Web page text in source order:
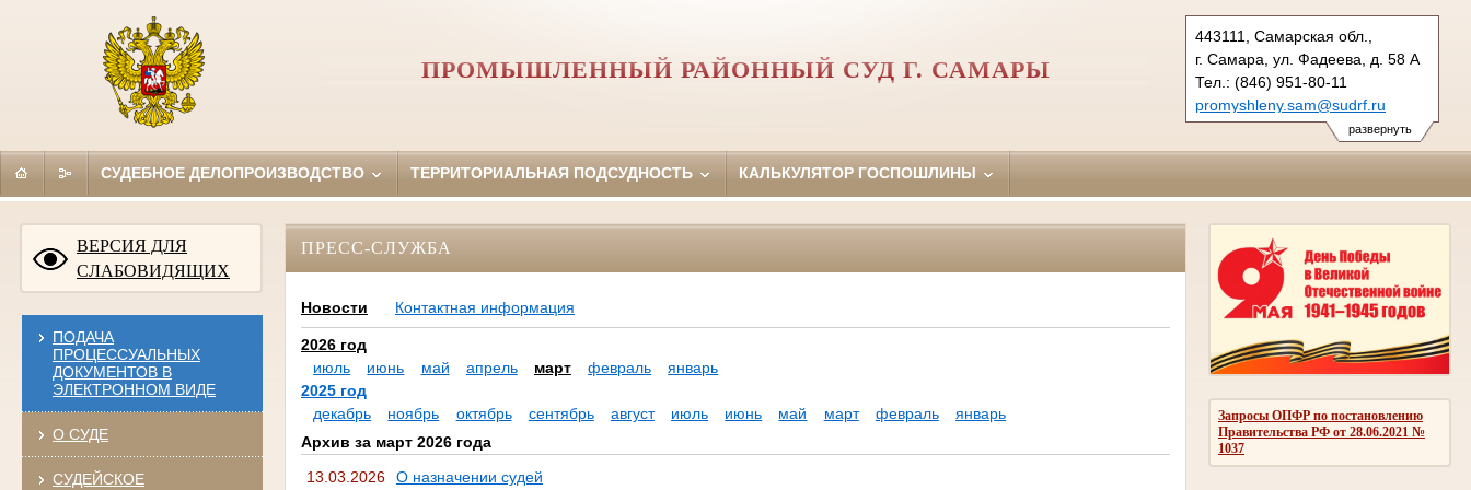
развернуть
443111, Самарская обл.,
г. Самара, ул. Фадеева, д. 58 А
Тел.: (846) 951-80-11
promyshleny.sam@sudrf.ru
ПРОМЫШЛЕННЫЙ РАЙОННЫЙ СУД Г. САМАРЫ
СУДЕБНОЕ ДЕЛОПРОИЗВОДСТВО ТЕРРИТОРИАЛЬНАЯ ПОДСУДНОСТЬ КАЛЬКУЛЯТОР ГОСПОШЛИНЫ
ВЕРСИЯ ДЛЯ
СЛАБОВИДЯЩИХ
ПОДАЧА
ПРОЦЕССУАЛЬНЫХ
ДОКУМЕНТОВ В
ЭЛЕКТРОННОМ ВИДЕ
О СУДЕ
СУДЕЙСКОЕ
Запросы ОПФР по постановлению
Правительства РФ от 28.06.2021 №
1037
ПРЕСС-СЛУЖБА
Новости Контактная информация
2026 год
июль
июнь май апрель март февраль
январь
2025 год
декабрь
ноябрь октябрь сентябрь август июль июнь май март февраль
январь
Архив за март 2026 года
13.03.2026
О назначении судей